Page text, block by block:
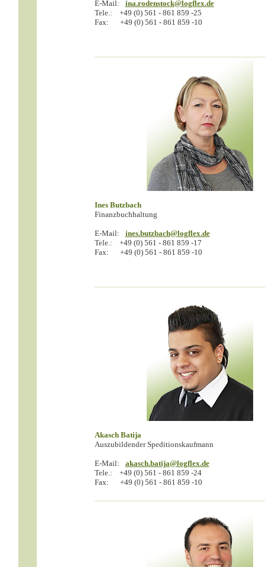
E-Mail:
ina.rodenstock@logflex.de
Tele.:
+49 (0) 561 - 861 859 -25
Fax:
+49 (0) 561 - 861 859 -10
Ines Butzbach
Finanzbuchhaltung
E-Mail:
ines.butzbach@logflex.de
Tele.:
+49 (0) 561 - 861 859 -17
Fax:
+49 (0) 561 - 861 859 -10
Akasch Batija
Auszubildender Speditionskaufmann
E-Mail:
akasch.batija@logflex.de
Tele.:
+49 (0) 561 - 861 859 -24
Fax:
+49 (0) 561 - 861 859 -10